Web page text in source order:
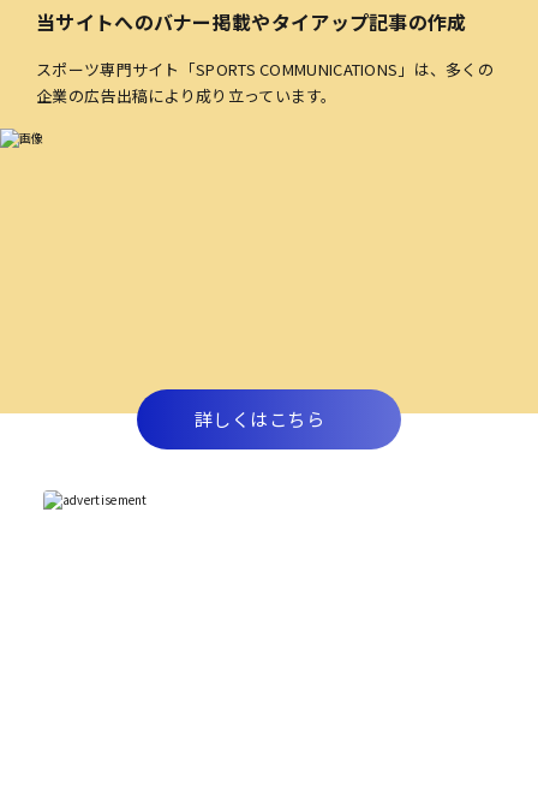
当サイトへのバナー掲載やタイアップ記事の作成
スポーツ専門サイト「SPORTS COMMUNICATIONS」は、多くの
企業の広告出稿により成り立っています。
詳しくはこちら